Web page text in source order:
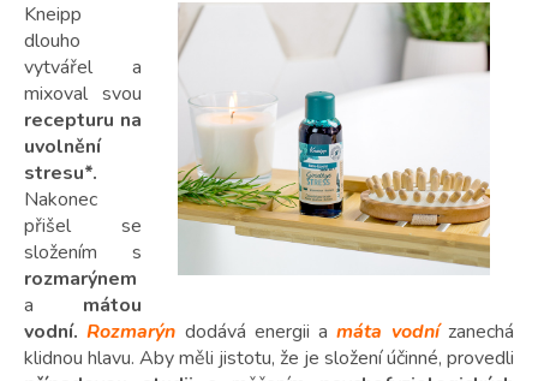
Kneipp
dlouho
vytvářel a
mixoval svou
recepturu na
uvolnění
stresu*.
Nakonec
přišel se
složením s
rozmarýnem
a mátou
vodní. Rozmarýn dodává energii amáta vodnízanechá
klidnou hlavu. Aby měli jistotu, že je složení účinné, provedli